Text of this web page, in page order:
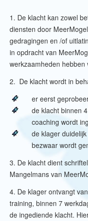
1. De klacht kan zowel
diensten door
gedragingen en /of
in opdracht van
werkzaamheden hebben
2. De klacht wordt in
er eerst
de klacht binnen
coaching wordt
de klager
bezwaar wordt
3. De klacht dient
Mangelmans van
4. De klager ontvangt
training, binnen 7
de ingediende klacht.